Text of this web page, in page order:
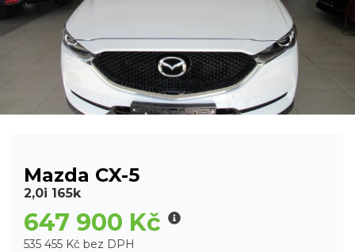
Mazda CX-5
2,0i 165k
647 900 Kč
535 455 Kč bez DPH